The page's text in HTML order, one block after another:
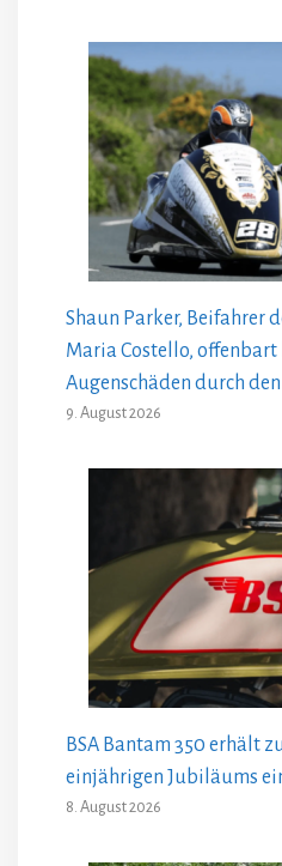
Shaun Parker, Beifahrer
Maria Costello,
Augenschäden durch den
9. August 2026
BSA Bantam 350 erhält
einjährigen Jubiläums
8. August 2026